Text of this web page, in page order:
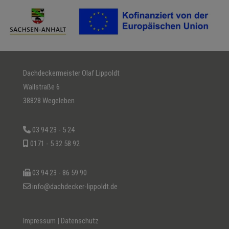
Dachdeckermeister Olaf Lippoldt
Wallstraße 6
38828 Wegeleben
03 94 23 - 5 24
0171 - 5 32 58 92
03 94 23 - 86 59 90
info@dachdecker-lippoldt.de
Impressum | Datenschutz